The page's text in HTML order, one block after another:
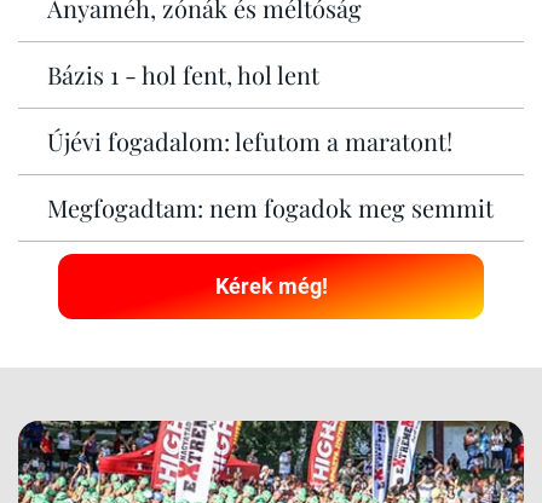
Anyaméh, zónák és méltóság
Bázis 1 - hol fent, hol lent
Újévi fogadalom: lefutom a maratont!
Megfogadtam: nem fogadok meg semmit
Kérek még!